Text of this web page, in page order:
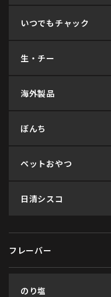
いつでもチャック
生・チー
海外製品
ぼんち
ペットおやつ
日清シスコ
フレーバー
のり塩